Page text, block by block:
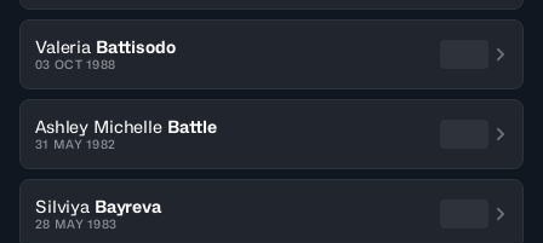
Valeria Battisodo
03 OCT 1988
Ashley Michelle Battle
31 MAY 1982
Silviya Bayreva
28 MAY 1983